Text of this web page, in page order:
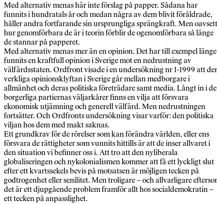
Med alternativ menas här inte förslag på papper. Sådana har
funnits i hundratals år och medan några av dem blivit föråldrade,
håller andra fortfarande sin ursprungliga sprängkraft. Men oavsett
hur genomförbara de är i teorin förblir de ogenomförbara så länge
de stannar på papperet.
Med alternativ menas mer än en opinion. Det har till exempel länge
funnits en kraftfull opinion i Sverige mot en nedrustning av
välfärdsstaten. Ordfront visade i en undersökning nr 1-1999 att
verkliga opinionsklyftan i Sverige går mellan medborgare i
allmänhet och deras politiska företrädare samt media. Långt in i de
borgerliga partiernas väljarkårer finns en vilja att försvara
ekonomisk utjämning och generell välfärd. Men nedrustningen
fortsätter. Och Ordfronts undersökning visar varför: den politiska
viljan hos dem med makt saknas.
Ett grundkrav för de rörelser som kan förändra världen, eller ens
försvara de rättigheter som vunnits hittills är att de inser allvaret i
den situation vi befinner oss i. Att tro att den nyliberala
globaliseringen och nykolonialismen kommer att få ett lyckligt slut
efter ett kvartssekels bevis på motsatsen är möjligen tecken på
godtrogenhet eller senilitet. Men troligare – och allvarligare
det är ett djupgående problem framför allt hos socialdemokratin –
ett tecken på anpasslighet.